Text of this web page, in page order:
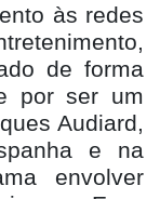
às redes
de forma
por ser um
Audiard,
e na
envolver